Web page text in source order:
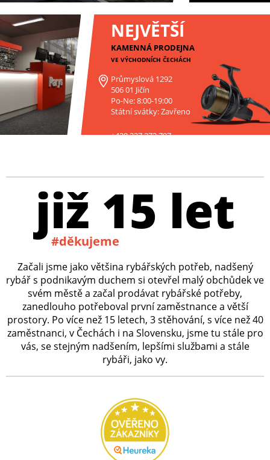
NEJVĚTŠÍ
KAMENNÁ PRODEJNA
VE VÝCHODNÍCH ČECHÁCH
Průmyslová 1292
506 01 Jičín
Po-Ne: 8:00-19:00
Státní svátky: Zavřeno
+420 227 272 797
již 15 let
#děkujeme
Začali jsme jako většina rybářských potřeb, nadšený
rybář s podnikavým duchem si otevřel malý obchůdek ve
svém městě a začal prodávat rybářské potřeby,
zanedlouho potřeboval první zaměstnance a větší
prostory. Po více než 15 letech, 3 stěhování, s více než 40
zaměstnanci, v Čechách i na Slovensku, jsme tu stále pro
vás, se stejným nadšením, lepšími službami a stále
rybáři, jako vy.